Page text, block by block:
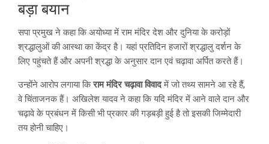
बड़ा बयान
सपा प्रमुख ने कहा कि अयोध्या में राम मंदिर देश और दुनिया के करोड़ों
श्रद्धालुओं की आस्था का केंद्र है। यहां प्रतिदिन हजारों श्रद्धालु दर्शन के
लिए पहुंचते हैं और अपनी श्रद्धा के अनुसार दान एवं चढ़ावा अर्पित करते हैं।
उन्होंने आरोप लगाया किराम मंदिर चढ़ावा विवादमें जो तथ्य सामने आ रहे हैं,
वे चिंताजनक हैं। अखिलेश यादव ने कहा कि यदि मंदिर में आने वाले दान और
चढ़ावे के प्रबंधन में किसी भी प्रकार की गड़बड़ी हुई है तो इसकी जिम्मेदारी
तय होनी चाहिए।